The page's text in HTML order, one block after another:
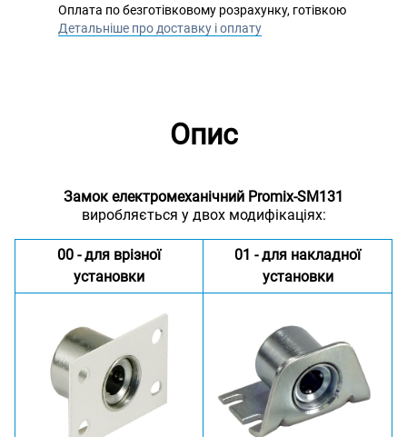
Оплата по безготівковому розрахунку, готівкою
Детальніше про доставку і оплату
Опис
Замок електромеханічний Promix-SM131
виробляється у двох модифікаціях:
00 - для врізної
установки
01 - для накладної
установки